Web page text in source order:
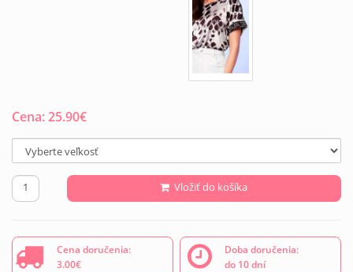
Cena:25.90€
Vložiť do košíka
Cena doručenia:
3.00€
Doba doručenia:
do 10 dní